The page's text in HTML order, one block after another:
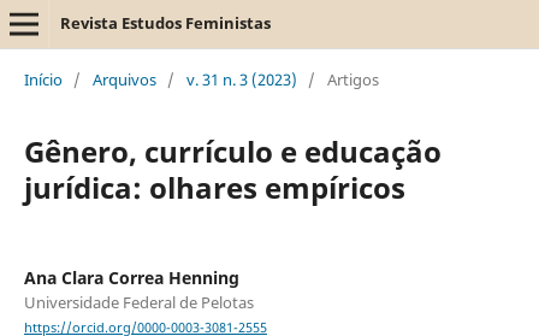
Revista Estudos Feministas
Início / Arquivos / v. 31 n. 3 (2023) / Artigos
Gênero, currículo e educação
jurídica: olhares empíricos
Ana Clara Correa Henning
Universidade Federal de Pelotas
https://orcid.org/0000-0003-3081-2555